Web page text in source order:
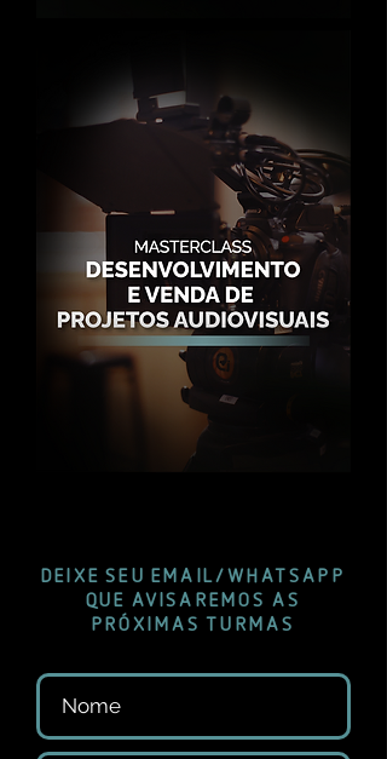
DEIXE SEU EMAIL/WHATSAPP
QUE AVISAREMOS AS
PRÓXIMAS TURMAS